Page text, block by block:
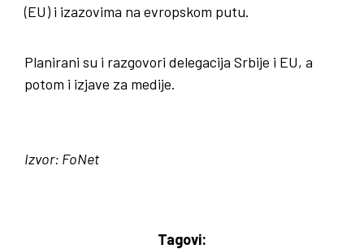
(EU) i izazovima na evropskom putu.
Planirani su i razgovori delegacija Srbije i EU, a
potom i izjave za medije.
Izvor: FoNet
Tagovi: